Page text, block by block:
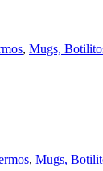
, Mugs,
, Mugs,